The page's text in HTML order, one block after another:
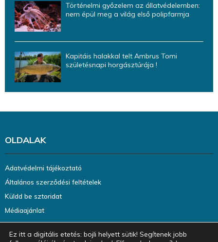
Történelmi győzelem az állatvédelemben:
nem épül meg a világ első polipfarmja
Kapitáis halakkal telt Ambrus Tomi
születésnapi horgásztúrája !
OLDALAK
Adatvédelmi tájékoztató
Általános szerződési feltételek
Küldd be sztoridat
Médiaajánlat
Ez itt a digitális etetés: bojli helyett sütik! Segítenek jobb